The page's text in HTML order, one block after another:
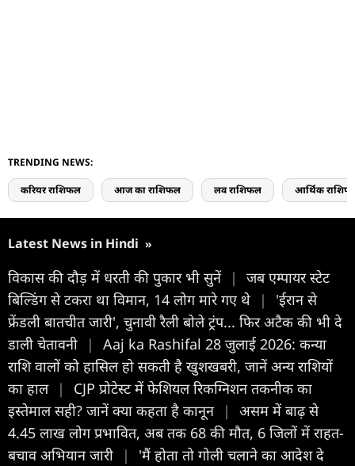
TRENDING NEWS:
करियर राशिफल आज का राशिफल लव राशिफल आर्थिक
Latest News in Hindi »
विकास की दौड़ में धरती की पुकार भी सुनें |
जब एम्पायर स्टेट
बिल्डिंग से टकरा था विमान, 14 लोग मारे गए थे
|
'ईरान से
फ्रेंडली बातचीत जारी', चुनावी रैली बोले ट्रंप... फिर अटैक की भी दे
डाली चेतावनी
|
Aaj ka Rashifal 28 जुलाई 2026: कन्या
राशि वालों को हासिल हो सकती है खुशखबरी, जानें अन्य राशियों
का हाल |
CJP प्रोटेस्ट में फेशियल रिकग्निशन तकनीक का
इस्तेमाल सही? जानें क्या कहता है कानून |
असम में बाढ़ से
4.45 लाख लोग प्रभावित, अब तक 68 की मौत, 6 जिलों में राहत-
बचाव अभियान जारी
|
'मैं होता तो गोली चलाने का आदेश दे